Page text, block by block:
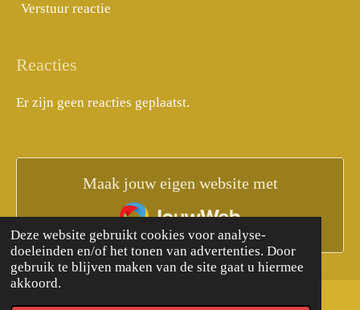
Deze website gebruikt cookies voor analyse-
doeleinden en/of het tonen van advertenties. Door
gebruik te blijven maken van de site gaat u hiermee
akkoord.
Verstuur reactie
Reacties
Er zijn geen reacties geplaatst.
Maak jouw eigen website met
JouwWeb
© 2020 - 2026 De reizen van Joey.